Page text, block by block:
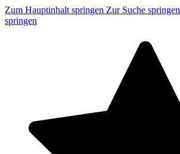
Zum Hauptinhalt springen Zur Suche springen
springen